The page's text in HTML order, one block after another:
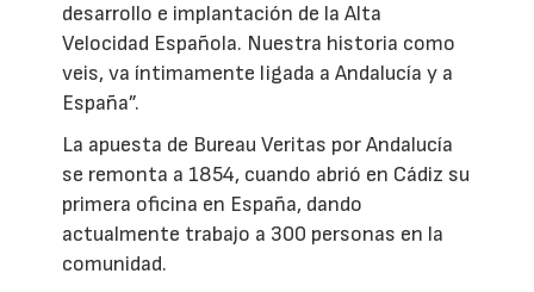
desarrollo e implantación de la Alta
Velocidad Española. Nuestra historia como
veis, va íntimamente ligada a Andalucía y a
España”.
La apuesta de Bureau Veritas por Andalucía
se remonta a 1854, cuando abrió en Cádiz su
primera oficina en España, dando
actualmente trabajo a 300 personas en la
comunidad.